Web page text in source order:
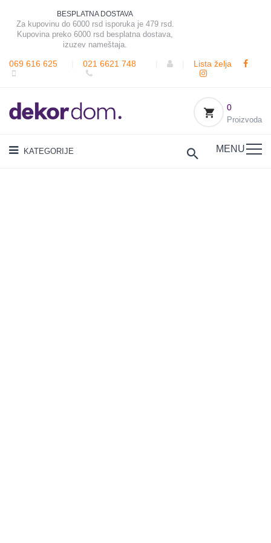
BESPLATNA DOSTAVA
Za kupovinu do 6000 rsd isporuka je 479 rsd.
Kupovina preko 6000 rsd besplatna dostava,
izuzev nameštaja.
069 616 625 021 6621 748 Lista želja
0
Proizvoda
KATEGORIJE MENU